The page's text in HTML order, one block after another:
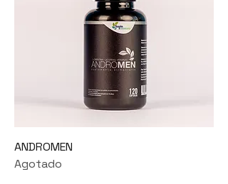
ANDROMEN
Agotado